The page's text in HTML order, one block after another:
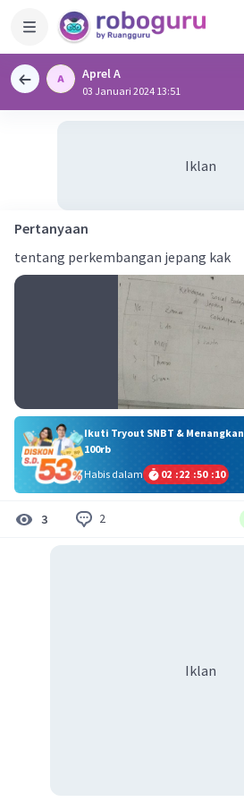
Aprel A
03 Januari 2024 13:51
Iklan
Pertanyaan
tentang perkembangan jepang kak
Ikuti Tryout SNBT &
100rb
Habis dalam
02 :22 :50 :09
3 2
Iklan